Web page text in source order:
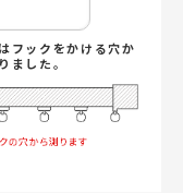
いと遮光にならな
したのですが、そ
答はとても早く丁
きました。またオ
長さ等も問題な
当初の予定通りで
間に合わせること
かりました。
フックをかける穴か
ました。